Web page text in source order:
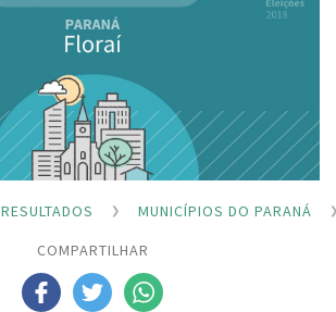
RESULTADOS
MUNICÍPIOS DO PARANÁ
COMPARTILHAR